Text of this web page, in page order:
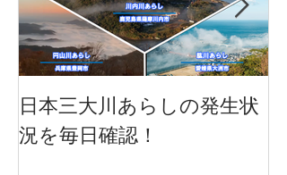
日本三大川あらしの発生状
況を毎日確認！